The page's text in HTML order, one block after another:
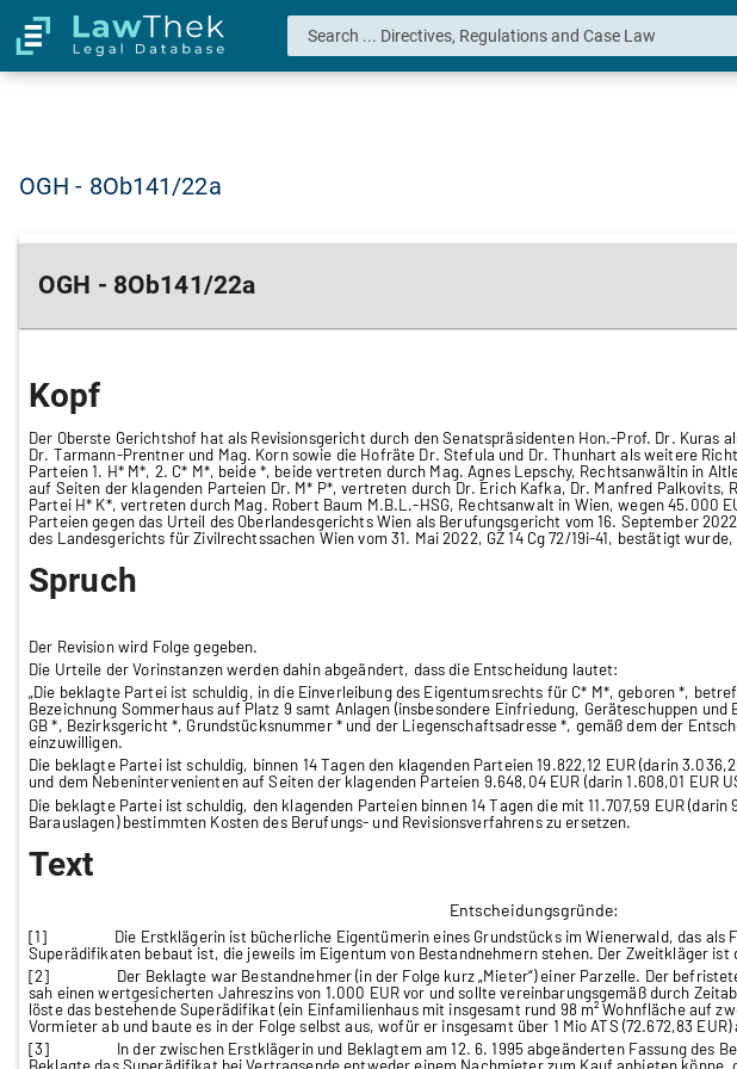
OGH - 8Ob141/22a
OGH - 8Ob141/22a
Kopf
Der Oberste Gerichtshof hat als Revisionsgericht durch den Senatspräsidenten Hon.-Prof. Dr. Kuras
Dr. Tarmann-Prentner und Mag. Korn sowie die Hofräte Dr. Stefula und Dr. Thunhart als weitere
Parteien 1. H* M*, 2. C* M*, beide *, beide vertreten durch Mag. Agnes Lepschy, Rechtsanwältin in
auf Seiten der klagenden Parteien Dr. M* P*, vertreten durch Dr. Erich Kafka, Dr. Manfred Palkovits,
Partei H* K*, vertreten durch Mag. Robert Baum M.B.L.-HSG, Rechtsanwalt in Wien, wegen 45.000
Parteien gegen das Urteil des Oberlandesgerichts Wien als Berufungsgericht vom 16. September
des Landesgerichts für Zivilrechtssachen Wien vom 31. Mai 2022, GZ 14 Cg 72/19i-41, bestätigt
Spruch
Der Revision wird Folge gegeben.
Die Urteile der Vorinstanzen werden dahin abgeändert, dass die Entscheidung lautet:
„Die beklagte Partei ist schuldig, in die Einverleibung des Eigentumsrechts für C* M*, geboren *,
Bezeichnung Sommerhaus auf Platz 9 samt Anlagen (insbesondere Einfriedung, Geräteschuppen
GB *, Bezirksgericht *, Grundstücksnummer * und der Liegenschaftsadresse *, gemäß dem der
einzuwilligen.
Die beklagte Partei ist schuldig, binnen 14 Tagen den klagenden Parteien 19.822,12 EUR (darin
und dem Nebenintervenienten auf Seiten der klagenden Parteien 9.648,04 EUR (darin 1.608,01 EUR
Die beklagte Partei ist schuldig, den klagenden Parteien binnen 14 Tagen die mit 11.707,59 EUR (darin
Barauslagen) bestimmten Kosten des Berufungs- und Revisionsverfahrens zu ersetzen.
Text
Entscheidungsgründe:
[1]
Die Erstklägerin ist bücherliche Eigentümerin eines Grundstücks im Wienerwald, das
Superädifikaten bebaut ist, die jeweils im Eigentum von Bestandnehmern stehen. Der Zweitkläger ist
[2]
Der Beklagte war Bestandnehmer (in der Folge kurz „Mieter“) einer Parzelle. Der
sah einen wertgesicherten Jahreszins von 1.000 EUR vor und sollte vereinbarungsgemäß durch
löste das bestehende Superädifikat (ein Einfamilienhaus mit insgesamt rund 98 m² Wohnfläche auf
Vormieter ab und baute es in der Folge selbst aus, wofür er insgesamt über 1 Mio ATS (72.672,83
[3]
In der zwischen Erstklägerin und Beklagtem am 12. 6. 1995 abgeänderten Fassung des